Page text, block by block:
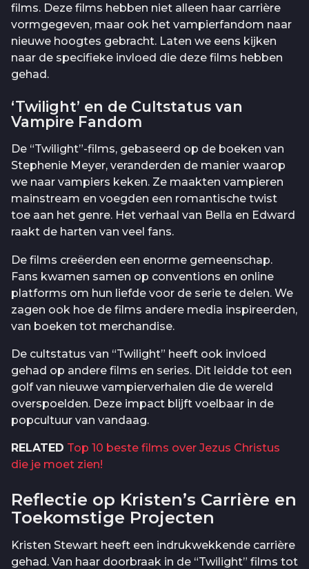
films. Deze films hebben niet alleen haar carrière
vormgegeven, maar ook het vampierfandom naar
nieuwe hoogtes gebracht. Laten we eens kijken
naar de specifieke invloed die deze films hebben
gehad.
‘Twilight’ en de Cultstatus van
Vampire Fandom
De “Twilight”-films, gebaseerd op de boeken van
Stephenie Meyer, veranderden de manier waarop
we naar vampiers keken. Ze maakten vampieren
mainstream en voegden een romantische twist
toe aan het genre. Het verhaal van Bella en Edward
raakt de harten van veel fans.
De films creëerden een enorme gemeenschap.
Fans kwamen samen op conventions en online
platforms om hun liefde voor de serie te delen. We
zagen ook hoe de films andere media inspireerden,
van boeken tot merchandise.
De cultstatus van “Twilight” heeft ook invloed
gehad op andere films en series. Dit leidde tot een
golf van nieuwe vampierverhalen die de wereld
overspoelden. Deze impact blijft voelbaar in de
popcultuur van vandaag.
RELATED Top 10 beste films over Jezus Christus
die je moet zien!
Reflectie op Kristen’s Carrière en
Toekomstige Projecten
Kristen Stewart heeft een indrukwekkende carrière
gehad. Van haar doorbraak in de “Twilight” films tot